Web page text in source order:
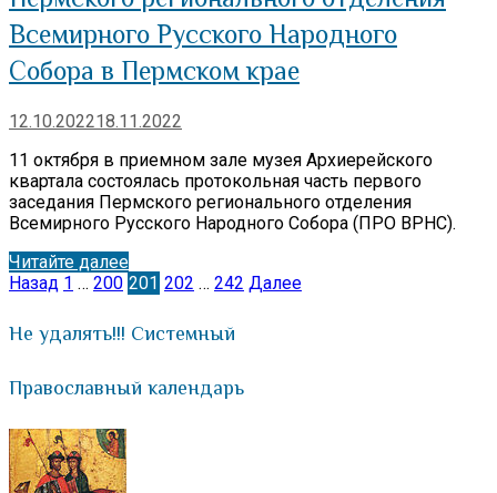
Всемирного Русского Народного
Собора в Пермском крае
12.10.202218.11.2022
11 октября в приемном зале музея Архиерейского
квартала состоялась протокольная часть первого
заседания Пермского регионального отделения
Всемирного Русского Народного Собора (ПРО ВРНС).
Читайте далее
Пагинация
записей
Назад 1 … 200 201 202 … 242 Далее
Не удалять!!! Системный
Православный календарь